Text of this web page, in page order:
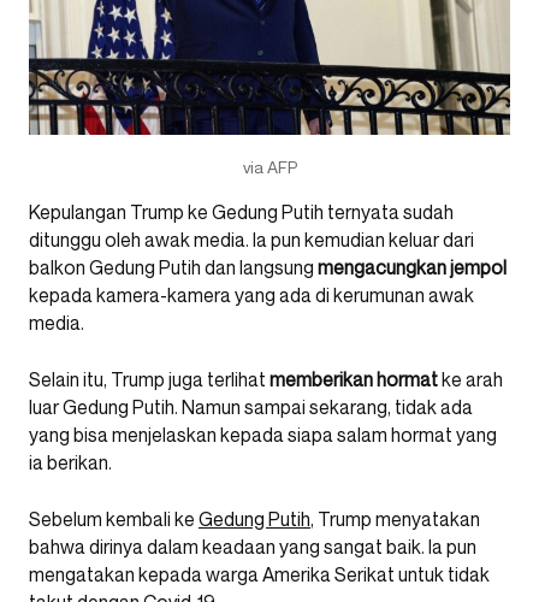
via AFP
Kepulangan Trump ke Gedung Putih ternyata sudah
ditunggu oleh awak media. Ia pun kemudian keluar dari
balkon Gedung Putih dan langsung mengacungkan jempol
kepada kamera-kamera yang ada di kerumunan awak
media.
Selain itu, Trump juga terlihat memberikan hormatke arah
luar Gedung Putih. Namun sampai sekarang, tidak ada
yang bisa menjelaskan kepada siapa salam hormat yang
ia berikan.
Sebelum kembali ke Gedung Putih, Trump menyatakan
bahwa dirinya dalam keadaan yang sangat baik. Ia pun
mengatakan kepada warga Amerika Serikat untuk tidak